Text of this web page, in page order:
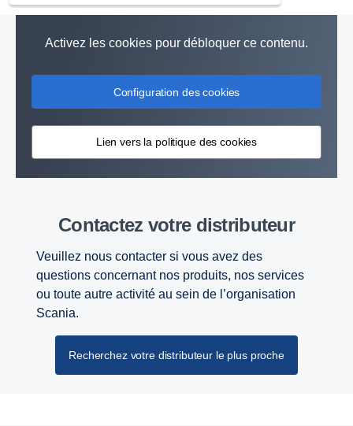
Activez les cookies pour débloquer ce contenu.
Configuration des cookies
Lien vers la politique des cookies
Contactez votre distributeur
Veuillez nous contacter si vous avez des
questions concernant nos produits, nos services
ou toute autre activité au sein de l’organisation
Scania.
Recherchez votre distributeur le plus proche